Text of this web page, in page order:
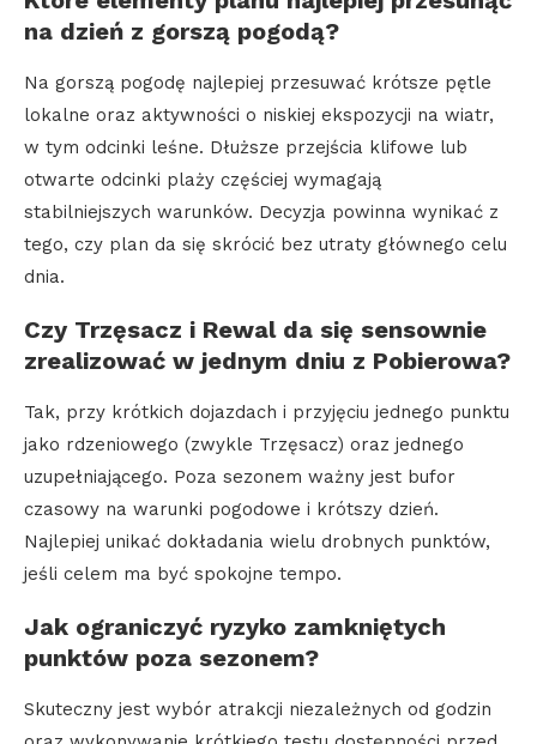
na dzień z gorszą pogodą?
Na gorszą pogodę najlepiej przesuwać krótsze pętle
lokalne oraz aktywności o niskiej ekspozycji na wiatr,
w tym odcinki leśne. Dłuższe przejścia klifowe lub
otwarte odcinki plaży częściej wymagają
stabilniejszych warunków. Decyzja powinna wynikać z
tego, czy plan da się skrócić bez utraty głównego celu
dnia.
Czy Trzęsacz i Rewal da się sensownie
zrealizować w jednym dniu z Pobierowa?
Tak, przy krótkich dojazdach i przyjęciu jednego punktu
jako rdzeniowego (zwykle Trzęsacz) oraz jednego
uzupełniającego. Poza sezonem ważny jest bufor
czasowy na warunki pogodowe i krótszy dzień.
Najlepiej unikać dokładania wielu drobnych punktów,
jeśli celem ma być spokojne tempo.
Jak ograniczyć ryzyko zamkniętych
punktów poza sezonem?
Skuteczny jest wybór atrakcji niezależnych od godzin